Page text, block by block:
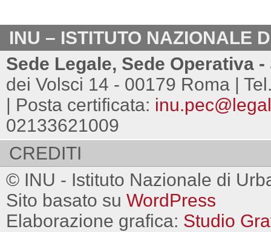
INU – ISTITUTO NAZIONALE
Sede Legale, Sede Operativa
dei Volsci 14 - 00179 Roma |
| Posta certificata:
02133621009
CREDITI
© INU - Istituto Nazionale di
Sito basato su WordPress
Elaborazione grafica: Studio